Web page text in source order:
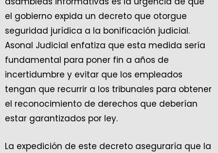
el gobierno expida un decreto que otorgue
seguridad jurídica a la bonificación judicial.
Asonal Judicial enfatiza que esta medida sería
fundamental para poner fin a años de
incertidumbre y evitar que los empleados
tengan que recurrir a los tribunales para obtener
el reconocimiento de derechos que deberían
estar garantizados por ley.
La expedición de este decreto aseguraría que la